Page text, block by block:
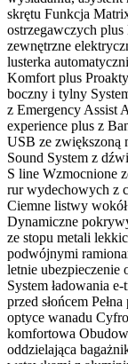
skrętu Funkcja
ostrzegawczych
zewnętrzne
lusterka
Komfort plus
boczny i tylny
z Emergency Assist
experience plus z
USB ze zwiększoną
Sound System z
S line Wzmocnione
rur wydechowych z
Ciemne listwy
Dynamiczne
ze stopu metali
podwójnymi
letnie ubezpieczenie
System ładowania
przed słońcem
optyce wanadu
komfortowa
oddzielająca